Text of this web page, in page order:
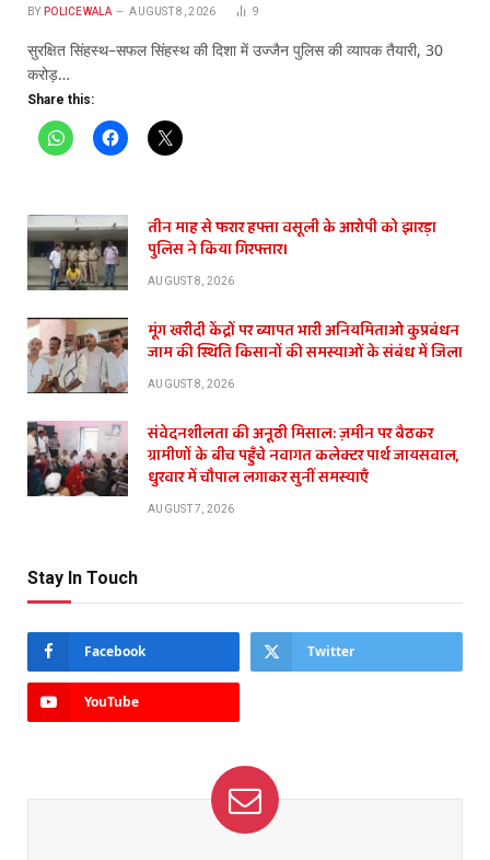
BY POLICEWALA AUGUST 8, 2026 9
सुरक्षित सिंहस्थ–सफल सिंहस्थ की दिशा में उज्जैन पुलिस की व्यापक तैयारी, 30
करोड़…
Share this:
तीन माह से फरार हफ्ता वसूली के आरोपी को झारड़ा
पुलिस ने किया गिरफ्तार।
AUGUST 8, 2026
मूंग खरीदी केंद्रों पर ब्यापत भारी अनियमिताओ कुप्रबंधन
जाम की स्थिति किसानों की समस्याओं के संबंध में जिला
AUGUST 8, 2026
संवेदनशीलता की अनूठी मिसाल: ज़मीन पर बैठकर
ग्रामीणों के बीच पहुँचे नवागत कलेक्टर पार्थ जायसवाल,
धुरवार में चौपाल लगाकर सुनीं समस्याएँ
AUGUST 7, 2026
Stay In Touch
Facebook Twitter
YouTube